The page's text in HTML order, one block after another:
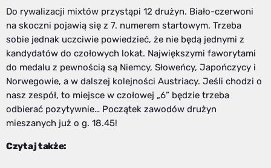
Do rywalizacji mixtów przystąpi 12 drużyn. Biało-czerwoni
na skoczni pojawią się z 7. numerem startowym. Trzeba
sobie jednak uczciwie powiedzieć, że nie będą jednymi z
kandydatów do czołowych lokat. Największymi faworytami
do medalu z pewnością są Niemcy, Słoweńcy, Japończycy i
Norwegowie, a w dalszej kolejności Austriacy. Jeśli chodzi o
nasz zespół, to miejsce w czołowej „6” będzie trzeba
odbierać pozytywnie… Początek zawodów drużyn
mieszanych już o g. 18.45!
Czytaj także: